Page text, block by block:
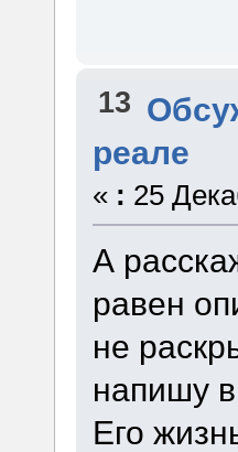
13
реале
« : 25
А
равен
не
напишу
Его